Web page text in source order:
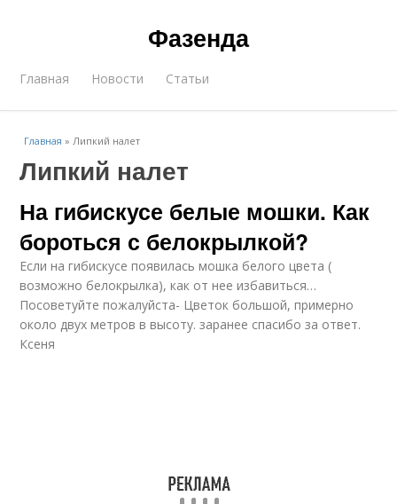
Фазенда
Главная Новости Статьи
Главная »Липкий налет
Липкий налет
На гибискусе белые мошки. Как
бороться с белокрылкой?
Если на гибискусе появилась мошка белого цвета (
возможно белокрылка), как от нее избавиться…
Посоветуйте пожалуйста- Цветок большой, примерно
около двух метров в высоту. заранее спасибо за ответ.
Ксеня